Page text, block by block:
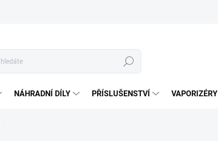
Hledat
NÁHRADNÍ DÍLY PŘÍSLUŠENSTVÍ VAPORIZÉRY